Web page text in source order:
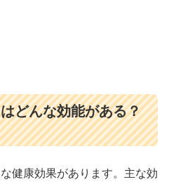
どんな効能がある？
健康効果があります。主な効